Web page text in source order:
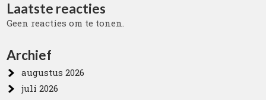
Laatste reacties
Geen reacties om te tonen.
Archief
augustus 2026
juli 2026